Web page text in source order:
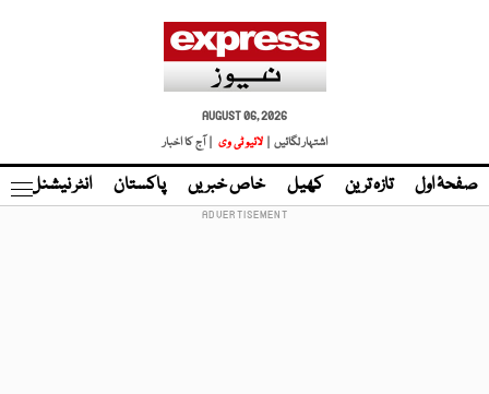
AUGUST 06, 2026
اشتہار لگائیں |
لائیو ٹی وی | آج کا اخبار
صفحۂ اول تازہ ترین کھیل خاص خبریں پاکستان انٹر نیشنل